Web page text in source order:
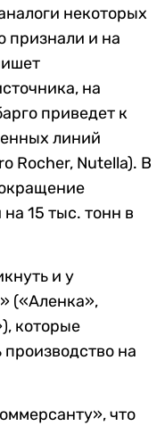
некоторых
признали и на
на
приведет к
линий
Rocher, Nutella). В
15 тыс. тонн в
и у
(«Аленка»,
которые
на
что